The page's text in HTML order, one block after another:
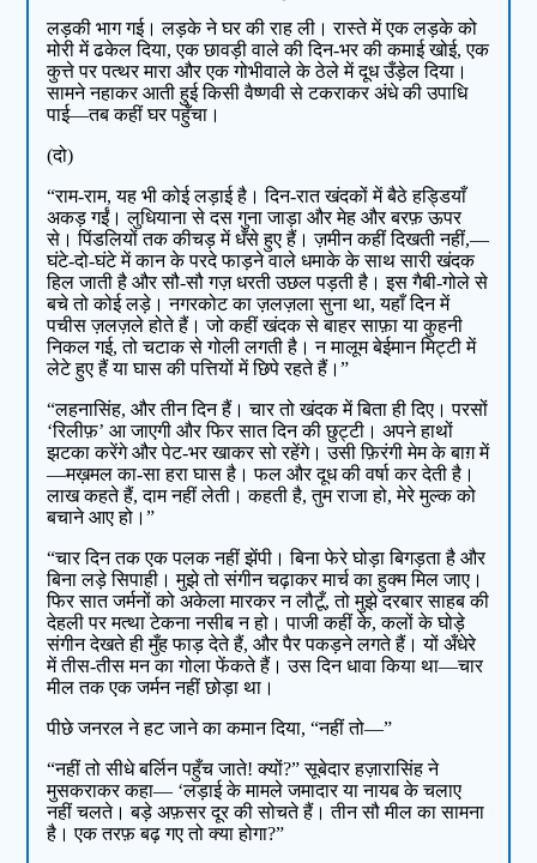
लड़की भाग गई। लड़के ने घर की राह ली। रास्ते में एक लड़के को
मोरी में ढकेल दिया, एक छावड़ी वाले की दिन-भर की कमाई खोई, एक
कुत्ते पर पत्थर मारा और एक गोभीवाले के ठेले में दूध उँड़ेल दिया।
सामने नहाकर आती हुई किसी वैष्णवी से टकराकर अंधे की उपाधि
पाई—तब कहीं घर पहुँचा।
(दो)
“राम-राम, यह भी कोई लड़ाई है। दिन-रात खंदकों में बैठे हड्डियाँ
अकड़ गईं। लुधियाना से दस गुना जाड़ा और मेह और बरफ़ ऊपर
से। पिंडलियों तक कीचड़ में धँसे हुए हैं। ज़मीन कहीं दिखती नहीं,—
घंटे-दो-घंटे में कान के परदे फाड़ने वाले धमाके के साथ सारी खंदक
हिल जाती है और सौ-सौ गज़ धरती उछल पड़ती है। इस गैबी-गोले से
बचे तो कोई लड़े। नगरकोट का ज़लज़ला सुना था, यहाँ दिन में
पचीस ज़लज़ले होते हैं। जो कहीं खंदक से बाहर साफ़ा या कुहनी
निकल गई, तो चटाक से गोली लगती है। न मालूम बेईमान मिट्टी में
लेटे हुए हैं या घास की पत्तियों में छिपे रहते हैं।”
“लहनासिंह, और तीन दिन हैं। चार तो खंदक में बिता ही दिए। परसों
‘रिलीफ़’ आ जाएगी और फिर सात दिन की छुट्टी। अपने हाथों
झटका करेंगे और पेट-भर खाकर सो रहेंगे। उसी फ़िरंगी मेम के बाग़ में
—मख़मल का-सा हरा घास है। फल और दूध की वर्षा कर देती है।
लाख कहते हैं, दाम नहीं लेती। कहती है, तुम राजा हो, मेरे मुल्क को
बचाने आए हो।”
“चार दिन तक एक पलक नहीं झेंपी। बिना फेरे घोड़ा बिगड़ता है और
बिना लड़े सिपाही। मुझे तो संगीन चढ़ाकर मार्च का हुक्म मिल जाए।
फिर सात जर्मनों को अकेला मारकर न लौटूँ, तो मुझे दरबार साहब की
देहली पर मत्था टेकना नसीब न हो। पाजी कहीं के, कलों के घोड़े
संगीन देखते ही मुँह फाड़ देते हैं, और पैर पकड़ने लगते हैं। यों अँधेरे
में तीस-तीस मन का गोला फेंकते हैं। उस दिन धावा किया था—चार
मील तक एक जर्मन नहीं छोड़ा था।
पीछे जनरल ने हट जाने का कमान दिया, “नहीं तो—”
“नहीं तो सीधे बर्लिन पहुँच जाते! क्यों?” सूबेदार हज़ारासिंह ने
मुसकराकर कहा— ‘लड़ाई के मामले जमादार या नायब के चलाए
नहीं चलते। बड़े अफ़सर दूर की सोचते हैं। तीन सौ मील का सामना
है। एक तरफ़ बढ़ गए तो क्या होगा?”